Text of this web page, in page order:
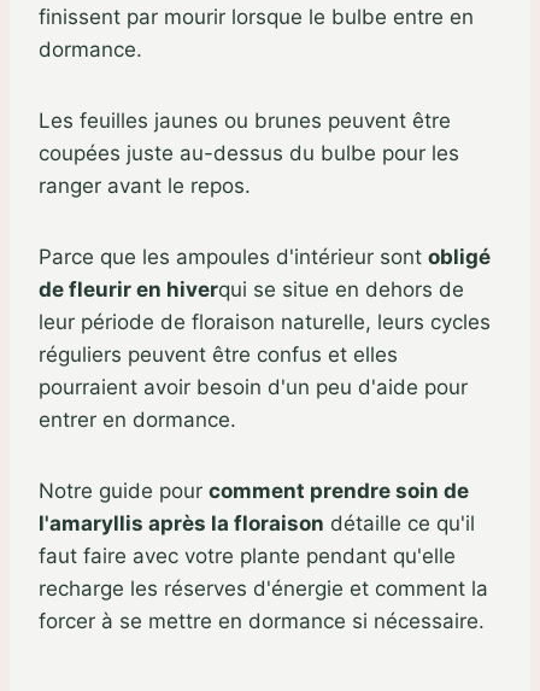
finissent par mourir lorsque le bulbe entre en
dormance.
Les feuilles jaunes ou brunes peuvent être
coupées juste au-dessus du bulbe pour les
ranger avant le repos.
Parce que les ampoules d'intérieur sont obligé
de fleurir en hiverqui se situe en dehors de
leur période de floraison naturelle, leurs cycles
réguliers peuvent être confus et elles
pourraient avoir besoin d'un peu d'aide pour
entrer en dormance.
Notre guide pour comment prendre soin de
l'amaryllis après la floraison détaille ce qu'il
faut faire avec votre plante pendant qu'elle
recharge les réserves d'énergie et comment la
forcer à se mettre en dormance si nécessaire.